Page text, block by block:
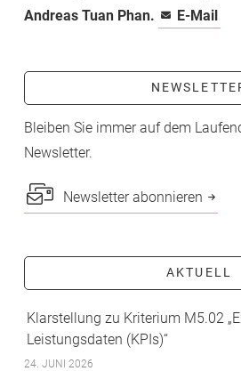
Andreas Tuan Phan.
E-Mail
Bleiben Sie immer auf dem
Newsletter.
Newsletter abonnieren
AKTUELL
Klarstellung zu Kriterium M5.02
Leistungsdaten (KPIs)“
24. JUNI 2026